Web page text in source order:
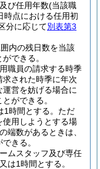
び任用年数(当該職
時点における任用初
分に応じて別表第3
内の残日数を当該
できる。
職員の請求する時季
求された時季に年次
営を妨げる場合に
ができる。
時間とする。 ただ
使用しようとする場
端数があるときは、
きる。
ムスタッフ及び専任
は1時間とする。